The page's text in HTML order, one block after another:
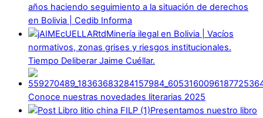
años haciendo seguimiento a la situación de derechos
en Bolivia | Cedib Informa
Minería ilegal en Bolivia | Vacíos
normativos, zonas grises y riesgos institucionales.
Tiempo Deliberar Jaime Cuéllar.
Conoce nuestras novedades literarias 2025
Presentamos nuestro libro